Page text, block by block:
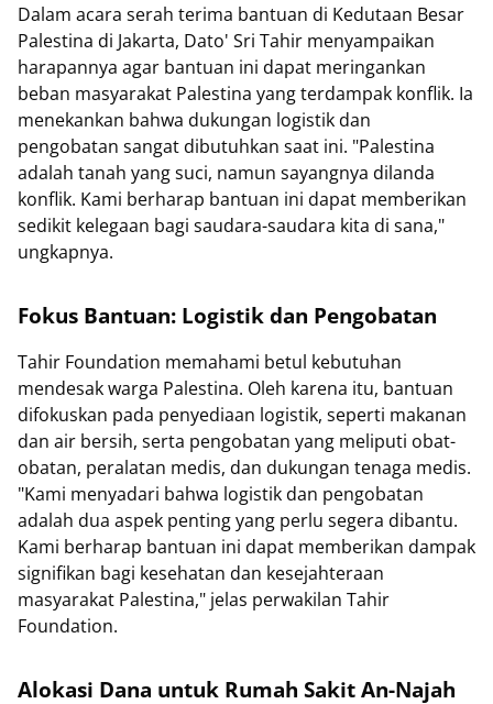
Dalam acara serah terima bantuan di Kedutaan Besar
Palestina di Jakarta, Dato' Sri Tahir menyampaikan
harapannya agar bantuan ini dapat meringankan
beban masyarakat Palestina yang terdampak konflik. Ia
menekankan bahwa dukungan logistik dan
pengobatan sangat dibutuhkan saat ini. "Palestina
adalah tanah yang suci, namun sayangnya dilanda
konflik. Kami berharap bantuan ini dapat memberikan
sedikit kelegaan bagi saudara-saudara kita di sana,"
ungkapnya.
Fokus Bantuan: Logistik dan Pengobatan
Tahir Foundation memahami betul kebutuhan
mendesak warga Palestina. Oleh karena itu, bantuan
difokuskan pada penyediaan logistik, seperti makanan
dan air bersih, serta pengobatan yang meliputi obat-
obatan, peralatan medis, dan dukungan tenaga medis.
"Kami menyadari bahwa logistik dan pengobatan
adalah dua aspek penting yang perlu segera dibantu.
Kami berharap bantuan ini dapat memberikan dampak
signifikan bagi kesehatan dan kesejahteraan
masyarakat Palestina," jelas perwakilan Tahir
Foundation.
Alokasi Dana untuk Rumah Sakit An-Najah